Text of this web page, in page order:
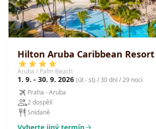
Hilton Aruba Caribbean Resort
Aruba / Palm Beach
1. 9. - 30. 9. 2026 (út - st) / 30 dní / 29 nocí
Praha - Aruba
2 dospělí
Snídaně